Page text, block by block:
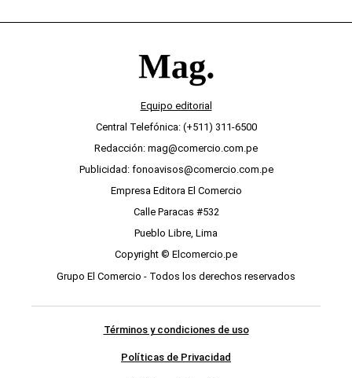
Equipo editorial
Central Telefónica: (+511) 311-6500
Redacción: mag@comercio.com.pe
Publicidad: fonoavisos@comercio.com.pe
Empresa Editora El Comercio
Calle Paracas #532
Pueblo Libre, Lima
Copyright © Elcomercio.pe
Grupo El Comercio - Todos los derechos reservados
Términos y condiciones de uso
Políticas de Privacidad